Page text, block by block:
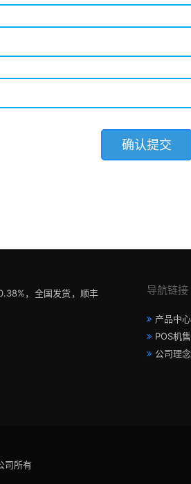
，全国发货，顺丰
导航链接
产品中心
POS机
公司理念
司所有